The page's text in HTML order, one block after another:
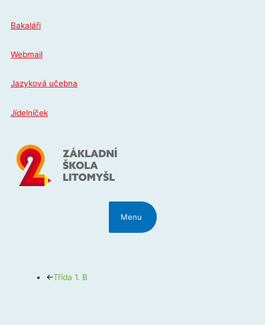
obsah
Bakaláři
Webmail
Jazyková učebna
Jídelníček
Menu
←Třída 1. B